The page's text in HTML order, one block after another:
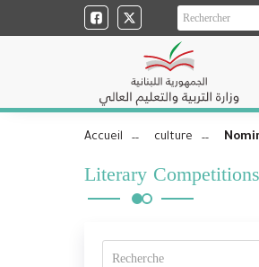
Accueil culture
Literary